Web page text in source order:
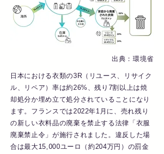
​出典：環境省
日本における衣類の3R（リユース、リサイク
ル、リペア）率は約26%、残り7割以上は焼
却処分か埋め立て処分されていることになり
ます。フランスでは2022年1月に、売れ残り
の新しい衣料品の廃棄を禁止する法律「衣服
廃棄禁止令」が施行されました。違反した場
合は最大15,000ユーロ（約204万円）の罰金